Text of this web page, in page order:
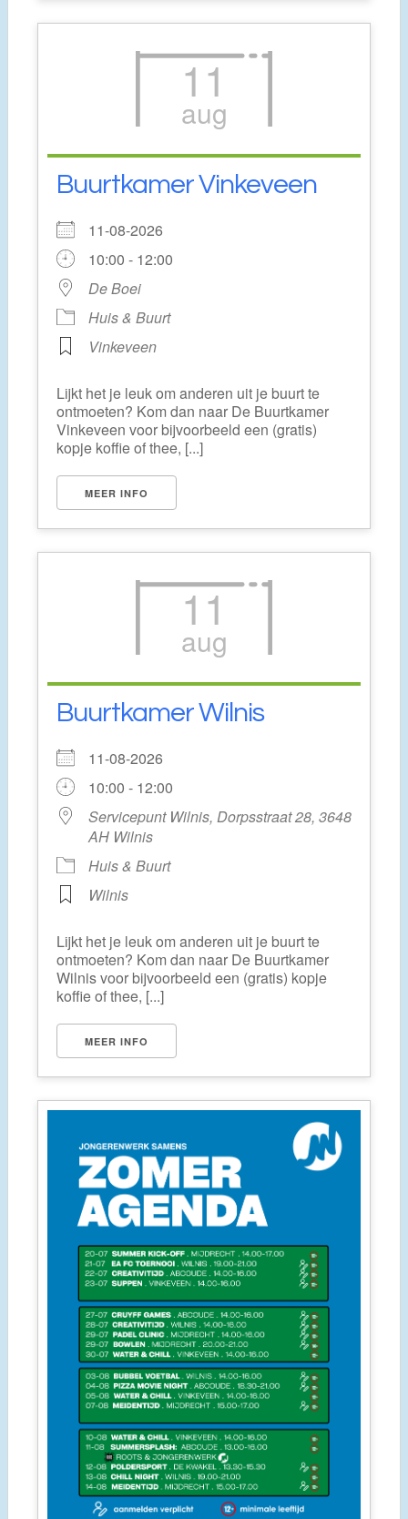
11
aug
Buurtkamer Vinkeveen
11-08-2026
10:00 - 12:00
De Boei
Huis & Buurt
Vinkeveen
Lijkt het je leuk om anderen uit je buurt te
ontmoeten? Kom dan naar De Buurtkamer
Vinkeveen voor bijvoorbeeld een (gratis)
kopje koffie of thee, [...]
MEER INFO
11
aug
Buurtkamer Wilnis
11-08-2026
10:00 - 12:00
Servicepunt Wilnis, Dorpsstraat 28, 3648
AH Wilnis
Huis & Buurt
Wilnis
Lijkt het je leuk om anderen uit je buurt te
ontmoeten? Kom dan naar De Buurtkamer
Wilnis voor bijvoorbeeld een (gratis) kopje
koffie of thee, [...]
MEER INFO